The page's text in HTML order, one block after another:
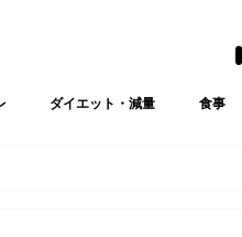
ダイエット・減量 食事